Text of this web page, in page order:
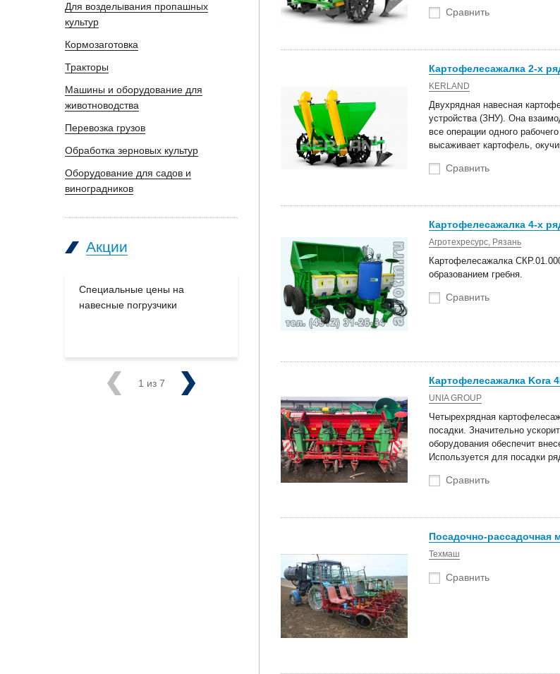
Для возделывания пропашных
культур
Кормозаготовка
Тракторы
Машины и оборудование для
животноводства
Перевозка грузов
Обработка зерновых культур
Оборудование для садов и
виноградников
Акции
Специальные цены на
навесные погрузчики
Большое поступление техники
производства Сальсксельмаш
на склады Белагро в Минске!
наличии на складах!
PreviousNext
1 из 7
Сравнить
Картофелесажалка 2-х
KERLAND
Двухрядная навесная
устройства (ЗНУ). Она
все операции одного
высаживает картофель,
Сравнить
Картофелесажалка 4-х
Агротехресурс, Рязань
Картофелесажалка
образованием гребня.
Сравнить
Картофелесажалка Kora
UNIA GROUP
Четырехрядная
посадки. Значительно
оборудования обеспечит
Используется для посадки
Сравнить
Посадочно-рассадочная
Техмаш
Сравнить